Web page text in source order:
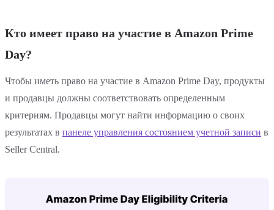
Кто имеет право на участие в Amazon Prime
Day?
Чтобы иметь право на участие в Amazon Prime Day, продукты
и продавцы должны соответствовать определенным
критериям. Продавцы могут найти информацию о своих
результатах в панеле управления состоянием учетной записи в
Seller Central.